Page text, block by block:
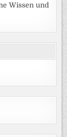
Wissen und